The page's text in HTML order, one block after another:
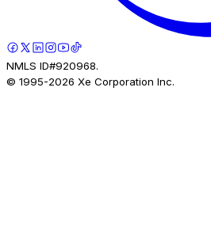
NMLS ID#920968.
© 1995-2026 Xe Corporation Inc.